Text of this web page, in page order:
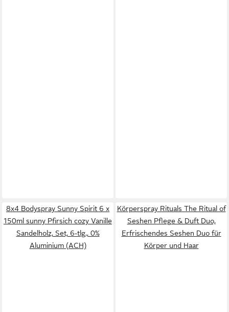
8x4 Bodyspray Sunny Spirit 6 x
150ml sunny Pfirsich cozy Vanille
Sandelholz, Set, 6-tlg., 0%
Aluminium (ACH)
Körperspray Rituals The Ritual of
Seshen Pflege & Duft Duo,
Erfrischendes Seshen Duo für
Körper und Haar